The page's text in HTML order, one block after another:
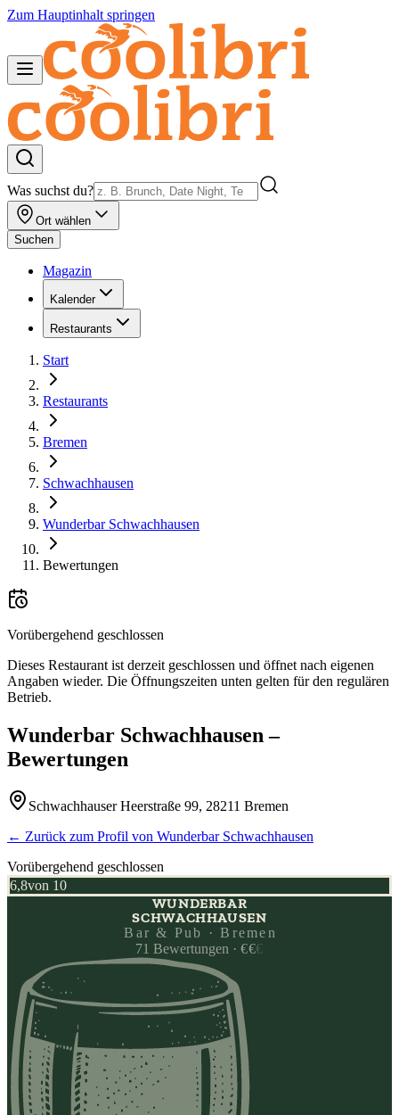
Zum Hauptinhalt springen
Was suchst du?
Ort wählen
Suchen
Magazin
Kalender
Restaurants
Start
Restaurants
Bremen
Schwachhausen
Wunderbar Schwachhausen
Bewertungen
Vorübergehend geschlossen
Dieses Restaurant ist derzeit geschlossen und öffnet nach eigenen
Angaben wieder. Die Öffnungszeiten unten gelten für den regulären
Betrieb.
Wunderbar Schwachhausen –
Bewertungen
Schwachhauser Heerstraße 99, 28211 Bremen
← Zurück zum Profil von Wunderbar Schwachhausen
Vorübergehend geschlossen
6,8von 10
WUNDERBAR
SCHWACHHAUSEN
Bar & Pub · Bremen
71 Bewertungen ·€€€